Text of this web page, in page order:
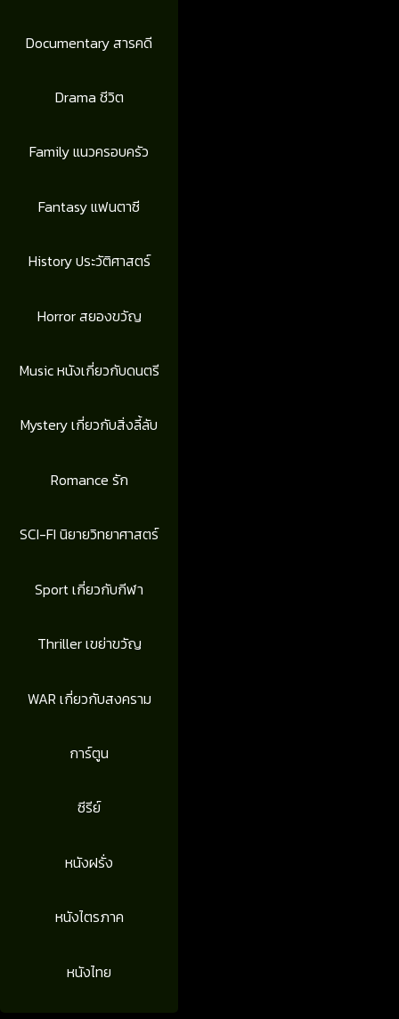
Documentary สารคดี
Drama ชีวิต
Family แนวครอบครัว
Fantasy แฟนตาซี
History ประวัติศาสตร์
Horror สยองขวัญ
Music หนังเกี่ยวกับดนตรี
Mystery เกี่ยวกับสิ่งลี้ลับ
Romance รัก
SCI-FI นิยายวิทยาศาสตร์
Sport เกี่ยวกับกีฬา
Thriller เขย่าขวัญ
WAR เกี่ยวกับสงคราม
การ์ตูน
ซีรีย์
หนังฝรั่ง
หนังไตรภาค
หนังไทย